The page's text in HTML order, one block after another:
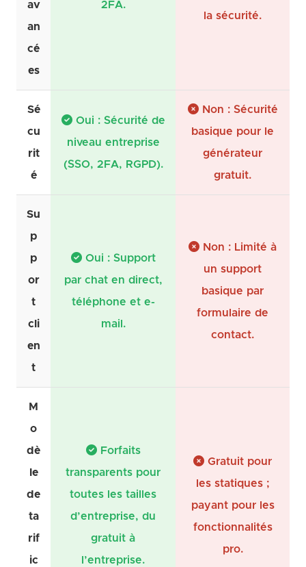
av
an
cé
es
2FA.
la sécurité.
Sé
cu
rit
é
Oui : Sécurité de
niveau entreprise
(SSO, 2FA, RGPD).
Non : Sécurité
basique pour le
générateur
gratuit.
Su
p
p
or
t
cli
en
t
Oui : Support
par chat en direct,
téléphone et e-
mail.
Non : Limité à
un support
basique par
formulaire de
contact.
M
o
dè
le
de
ta
rif
ic
Forfaits
transparents pour
toutes les tailles
d’entreprise, du
gratuit à
l’entreprise.
Gratuit pour
les statiques ;
payant pour les
fonctionnalités
pro.